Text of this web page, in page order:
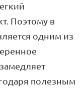
Поэтому в
одним из
полезным